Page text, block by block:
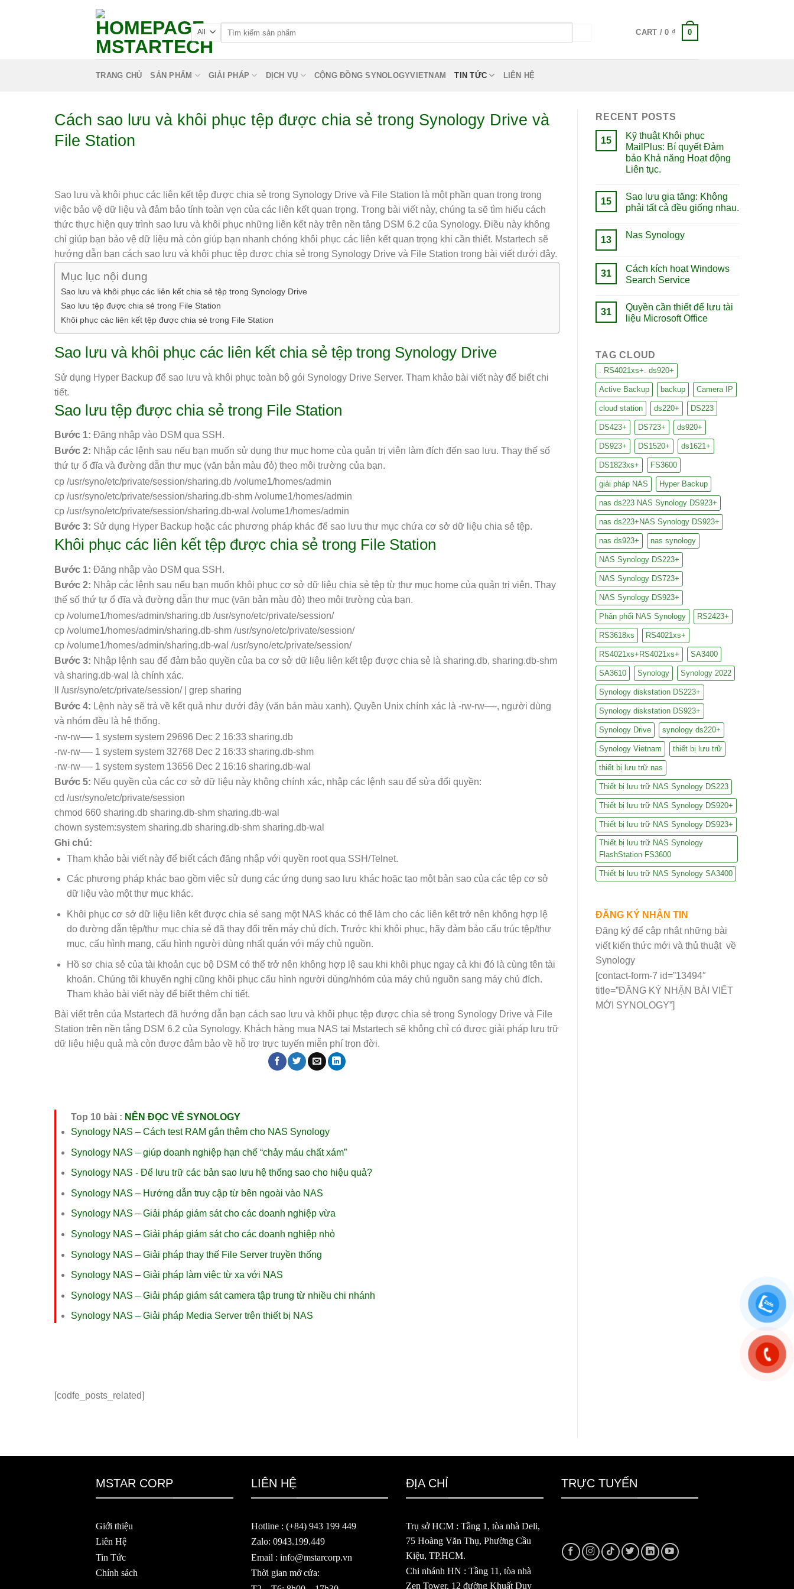
CART /0 ₫ 0
TRANG CHỦ SẢN PHẨM GIẢI PHÁP DỊCH VỤ CỘNG ĐỒNG SYNOLOGYVIETNAM TIN TỨC LIÊN HỆ
Cách sao lưu và khôi phục tệp được chia sẻ trong Synology Drive và
File Station
Sao lưu và khôi phục các liên kết tệp được chia sẻ trong Synology Drive và File Station là một phần quan trọng trong
việc bảo vệ dữ liệu và đảm bảo tính toàn vẹn của các liên kết quan trọng. Trong bài viết này, chúng ta sẽ tìm hiểu cách
thức thực hiện quy trình sao lưu và khôi phục những liên kết này trên nền tảng DSM 6.2 của Synology. Điều này không
chỉ giúp bạn bảo vệ dữ liệu mà còn giúp bạn nhanh chóng khôi phục các liên kết quan trọng khi cần thiết. Mstartech sẽ
hướng dẫn bạn cách sao lưu và khôi phục tệp được chia sẻ trong Synology Drive và File Station trong bài viết dưới đây.
Mục lục nội dung
Sao lưu và khôi phục các liên kết chia sẻ tệp trong Synology Drive
Sao lưu tệp được chia sẻ trong File Station
Khôi phục các liên kết tệp được chia sẻ trong File Station
Sao lưu và khôi phục các liên kết chia sẻ tệp trong Synology Drive
Sử dụng Hyper Backup để sao lưu và khôi phục toàn bộ gói Synology Drive Server. Tham khảo bài viết này để biết chi
tiết.
Sao lưu tệp được chia sẻ trong File Station
Bước 1: Đăng nhập vào DSM qua SSH.
Bước 2: Nhập các lệnh sau nếu bạn muốn sử dụng thư mục home của quản trị viên làm đích đến sao lưu. Thay thế số
thứ tự ổ đĩa và đường dẫn thư mục (văn bản màu đỏ) theo môi trường của bạn.
cp /usr/syno/etc/private/session/sharing.db /volume1/homes/admin
cp /usr/syno/etc/private/session/sharing.db-shm /volume1/homes/admin
cp /usr/syno/etc/private/session/sharing.db-wal /volume1/homes/admin
Bước 3: Sử dụng Hyper Backup hoặc các phương pháp khác để sao lưu thư mục chứa cơ sở dữ liệu chia sẻ tệp.
Khôi phục các liên kết tệp được chia sẻ trong File Station
Bước 1: Đăng nhập vào DSM qua SSH.
Bước 2: Nhập các lệnh sau nếu bạn muốn khôi phục cơ sở dữ liệu chia sẻ tệp từ thư mục home của quản trị viên. Thay
thế số thứ tự ổ đĩa và đường dẫn thư mục (văn bản màu đỏ) theo môi trường của bạn.
cp /volume1/homes/admin/sharing.db /usr/syno/etc/private/session/
cp /volume1/homes/admin/sharing.db-shm /usr/syno/etc/private/session/
cp /volume1/homes/admin/sharing.db-wal /usr/syno/etc/private/session/
Bước 3: Nhập lệnh sau để đảm bảo quyền của ba cơ sở dữ liệu liên kết tệp được chia sẻ là sharing.db, sharing.db-shm
và sharing.db-wal là chính xác.
ll /usr/syno/etc/private/session/ | grep sharing
Bước 4: Lệnh này sẽ trả về kết quả như dưới đây (văn bản màu xanh). Quyền Unix chính xác là -rw-rw—-, người dùng
và nhóm đều là hệ thống.
-rw-rw—- 1 system system 29696 Dec 2 16:33 sharing.db
-rw-rw—- 1 system system 32768 Dec 2 16:33 sharing.db-shm
-rw-rw—- 1 system system 13656 Dec 2 16:16 sharing.db-wal
Bước 5: Nếu quyền của các cơ sở dữ liệu này không chính xác, nhập các lệnh sau để sửa đổi quyền:
cd /usr/syno/etc/private/session
chmod 660 sharing.db sharing.db-shm sharing.db-wal
chown system:system sharing.db sharing.db-shm sharing.db-wal
Ghi chú:
Tham khảo bài viết này để biết cách đăng nhập với quyền root qua SSH/Telnet.
Các phương pháp khác bao gồm việc sử dụng các ứng dụng sao lưu khác hoặc tạo một bản sao của các tệp cơ sở
dữ liệu vào một thư mục khác.
Khôi phục cơ sở dữ liệu liên kết được chia sẻ sang một NAS khác có thể làm cho các liên kết trở nên không hợp lệ
do đường dẫn tệp/thư mục chia sẻ đã thay đổi trên máy chủ đích. Trước khi khôi phục, hãy đảm bảo cấu trúc tệp/thư
mục, cấu hình mạng, cấu hình người dùng nhất quán với máy chủ nguồn.
Hồ sơ chia sẻ của tài khoản cục bộ DSM có thể trở nên không hợp lệ sau khi khôi phục ngay cả khi đó là cùng tên tài
khoản. Chúng tôi khuyến nghị cũng khôi phục cấu hình người dùng/nhóm của máy chủ nguồn sang máy chủ đích.
Tham khảo bài viết này để biết thêm chi tiết.
Bài viết trên của Mstartech đã hướng dẫn bạn cách sao lưu và khôi phục tệp được chia sẻ trong Synology Drive và File
Station trên nền tảng DSM 6.2 của Synology. Khách hàng mua NAS tại Mstartech sẽ không chỉ có được giải pháp lưu trữ
dữ liệu hiệu quả mà còn được đảm bảo về hỗ trợ trực tuyến miễn phí trọn đời.
Top 10 bài : NÊN ĐỌC VỀ SYNOLOGY
Synology NAS – Cách test RAM gắn thêm cho NAS Synology
Synology NAS – giúp doanh nghiệp hạn chế “chảy máu chất xám”
Synology NAS - Để lưu trữ các bản sao lưu hệ thống sao cho hiệu quả?
Synology NAS – Hướng dẫn truy cập từ bên ngoài vào NAS
Synology NAS – Giải pháp giám sát cho các doanh nghiệp vừa
Synology NAS – Giải pháp giám sát cho các doanh nghiệp nhỏ
Synology NAS – Giải pháp thay thế File Server truyền thống
Synology NAS – Giải pháp làm việc từ xa với NAS
Synology NAS – Giải pháp giám sát camera tập trung từ nhiều chi nhánh
Synology NAS – Giải pháp Media Server trên thiết bị NAS
[codfe_posts_related]
RECENT POSTS
15
Kỹ thuật Khôi phục
MailPlus: Bí quyết Đảm
bảo Khả năng Hoạt động
Liên tục.
15
Sao lưu gia tăng: Không
phải tất cả đều giống nhau.
13 Nas Synology
31
Cách kích hoạt Windows
Search Service
31
Quyền cần thiết để lưu tài
liệu Microsoft Office
TAG CLOUD
. RS4021xs+. ds920+
Active Backup backup Camera IP
cloud station ds220+ DS223
DS423+ DS723+ ds920+
DS923+ DS1520+ ds1621+
DS1823xs+ FS3600
giải pháp NAS Hyper Backup
nas ds223 NAS Synology DS923+
nas ds223+NAS Synology DS923+
nas ds923+ nas synology
NAS Synology DS223+
NAS Synology DS723+
NAS Synology DS923+
Phân phối NAS Synology RS2423+
RS3618xs RS4021xs+
RS4021xs+RS4021xs+ SA3400
SA3610 Synology Synology 2022
Synology diskstation DS223+
Synology diskstation DS923+
Synology Drive synology ds220+
Synology Vietnam thiết bị lưu trữ
thiết bị lưu trữ nas
Thiết bị lưu trữ NAS Synology DS223
Thiết bị lưu trữ NAS Synology DS920+
Thiết bị lưu trữ NAS Synology DS923+
Thiết bị lưu trữ NAS Synology
FlashStation FS3600
Thiết bị lưu trữ NAS Synology SA3400
ĐĂNG KÝ NHẬN TIN
Đăng ký để cập nhật những bài
viết kiến thức mới và thủ thuật về
Synology
[contact-form-7 id=”13494″
title=”ĐĂNG KÝ NHẬN BÀI VIẾT
MỚI SYNOLOGY”]
MSTAR CORP
Giới thiệu
Liên Hệ
Tin Tức
Chính sách
LIÊN HỆ
Hotline : (+84) 943 199 449
Zalo: 0943.199.449
Email : info@mstarcorp.vn
Thời gian mở cửa:
ĐỊA CHỈ
Trụ sở HCM : Tầng 1, tòa nhà Deli,
75 Hoàng Văn Thụ, Phường Cầu
Kiệu, TP.HCM.
Chi nhánh HN : Tầng 11, tòa nhà
Zen Tower, 12 đường Khuất Duy
TRỰC TUYẾN